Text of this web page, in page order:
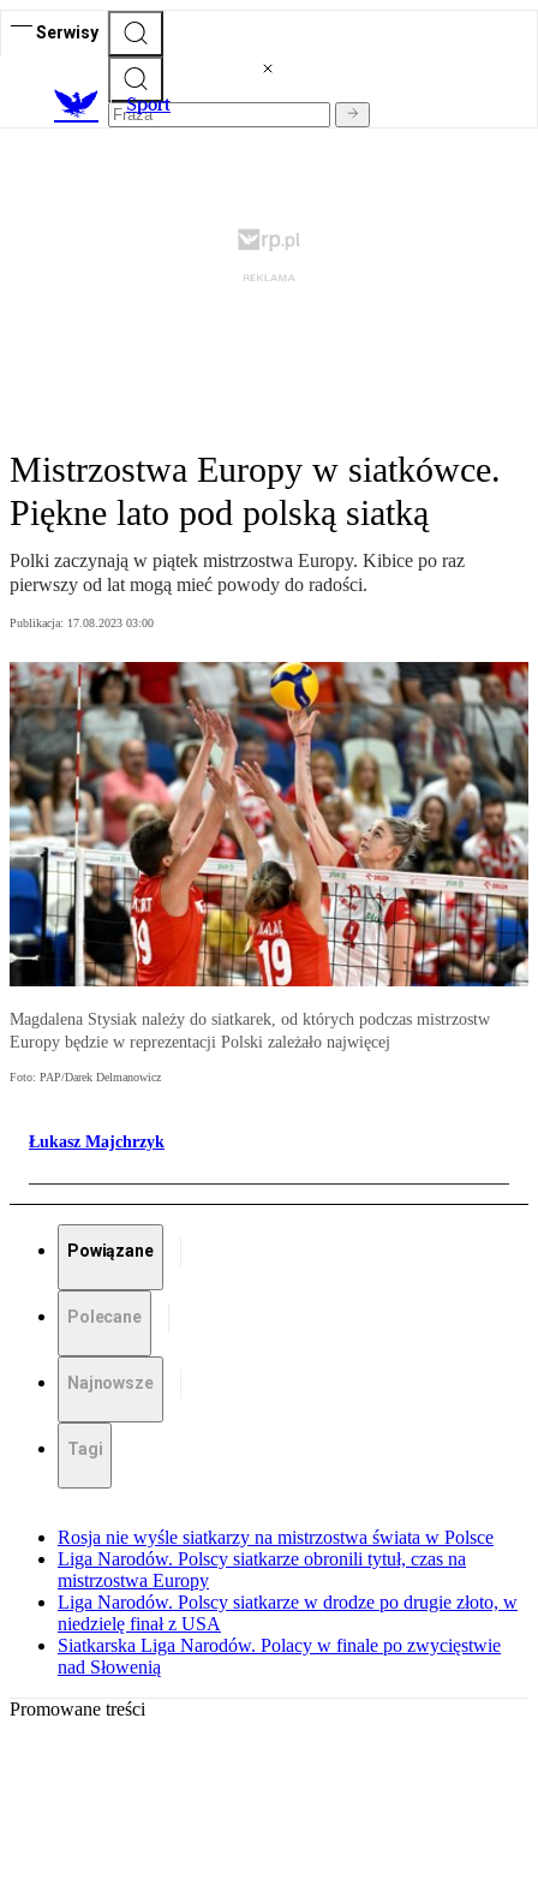
Serwisy
Sport
Mistrzostwa Europy w siatkówce.
Piękne lato pod polską siatką
Polki zaczynają w piątek mistrzostwa Europy. Kibice po raz
pierwszy od lat mogą mieć powody do radości.
Publikacja: 17.08.2023 03:00
Magdalena Stysiak należy do siatkarek, od których podczas mistrzostw
Europy będzie w reprezentacji Polski zależało najwięcej
Foto: PAP/Darek Delmanowicz
Łukasz Majchrzyk
Powiązane
Polecane
Najnowsze
Tagi
Rosja nie wyśle siatkarzy na mistrzostwa świata w Polsce
Liga Narodów. Polscy siatkarze obronili tytuł, czas na
mistrzostwa Europy
Liga Narodów. Polscy siatkarze w drodze po drugie złoto, w
niedzielę finał z USA
Siatkarska Liga Narodów. Polacy w finale po zwycięstwie
nad Słowenią
Promowane treści